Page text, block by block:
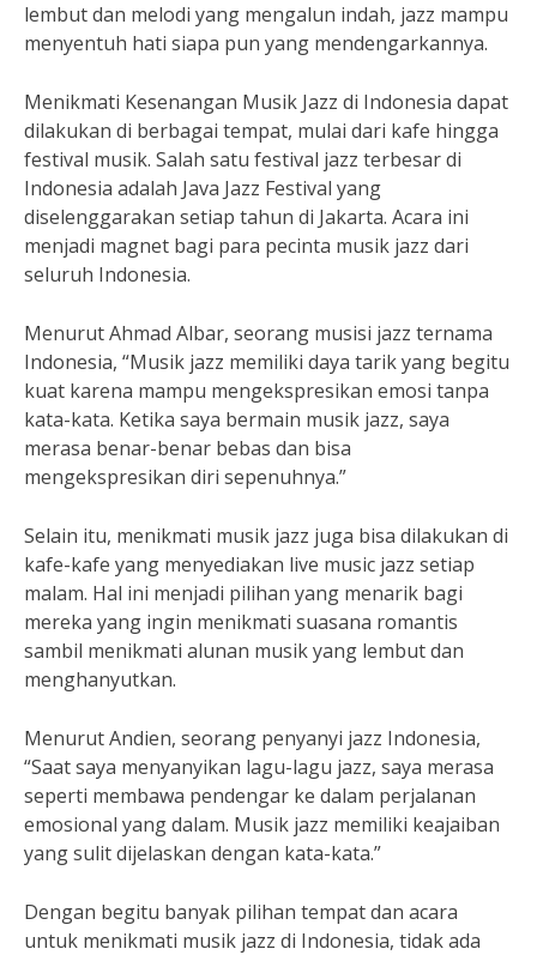
lembut dan melodi yang mengalun indah, jazz mampu
menyentuh hati siapa pun yang mendengarkannya.
Menikmati Kesenangan Musik Jazz di Indonesia dapat
dilakukan di berbagai tempat, mulai dari kafe hingga
festival musik. Salah satu festival jazz terbesar di
Indonesia adalah Java Jazz Festival yang
diselenggarakan setiap tahun di Jakarta. Acara ini
menjadi magnet bagi para pecinta musik jazz dari
seluruh Indonesia.
Menurut Ahmad Albar, seorang musisi jazz ternama
Indonesia, “Musik jazz memiliki daya tarik yang begitu
kuat karena mampu mengekspresikan emosi tanpa
kata-kata. Ketika saya bermain musik jazz, saya
merasa benar-benar bebas dan bisa
mengekspresikan diri sepenuhnya.”
Selain itu, menikmati musik jazz juga bisa dilakukan di
kafe-kafe yang menyediakan live music jazz setiap
malam. Hal ini menjadi pilihan yang menarik bagi
mereka yang ingin menikmati suasana romantis
sambil menikmati alunan musik yang lembut dan
menghanyutkan.
Menurut Andien, seorang penyanyi jazz Indonesia,
“Saat saya menyanyikan lagu-lagu jazz, saya merasa
seperti membawa pendengar ke dalam perjalanan
emosional yang dalam. Musik jazz memiliki keajaiban
yang sulit dijelaskan dengan kata-kata.”
Dengan begitu banyak pilihan tempat dan acara
untuk menikmati musik jazz di Indonesia, tidak ada